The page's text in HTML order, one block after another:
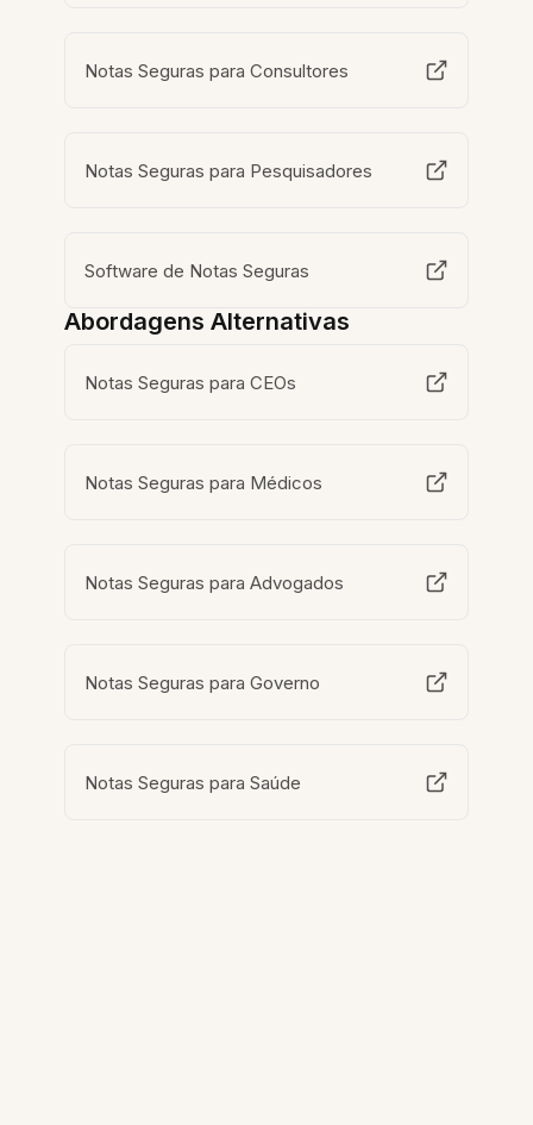
Notas Seguras para Consultores
Notas Seguras para Pesquisadores
Software de Notas Seguras
Abordagens Alternativas
Notas Seguras para CEOs
Notas Seguras para Médicos
Notas Seguras para Advogados
Notas Seguras para Governo
Notas Seguras para Saúde